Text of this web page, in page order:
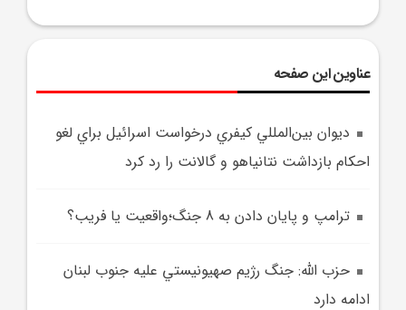
عناوین این صفحه
ديوان بين‌المللي کيفري درخواست اسرائيل براي لغو
احکام بازداشت نتانياهو و گالانت را رد کرد
ترامپ و پايان دادن به 8 جنگ؛واقعيت يا فريب؟
حزب الله: جنگ رژيم صهيونيستي عليه جنوب لبنان
ادامه دارد